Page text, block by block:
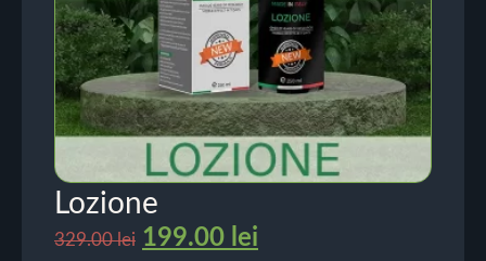
Lozione
329.00lei 199.00 lei